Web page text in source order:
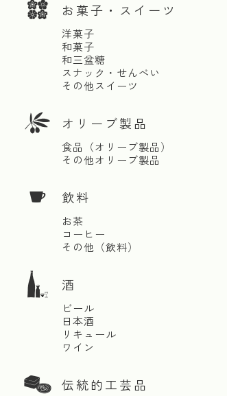
お菓子・スイーツ
洋菓子
和菓子
和三盆糖
スナック・せんべい
その他スイーツ
オリーブ製品
食品（オリーブ製品）
その他オリーブ製品
飲料
お茶
コーヒー
その他（飲料）
酒
ビール
日本酒
リキュール
ワイン
伝統的工芸品